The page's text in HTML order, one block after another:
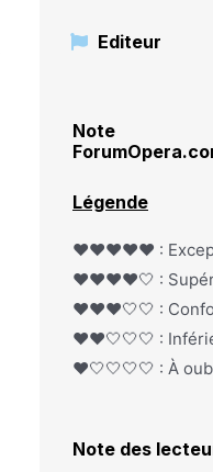
Editeur
Note
Légende
❤️❤️❤️❤️❤️ :
❤️❤️❤️❤️🤍 :
❤️❤️❤️🤍🤍 :
❤️❤️🤍🤍🤍 :
❤️🤍🤍🤍🤍 : À
Note des